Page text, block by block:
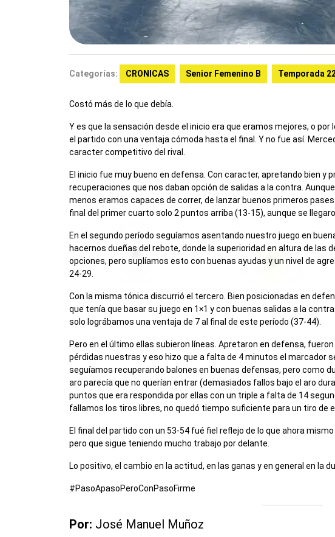
Categorías: CRONICAS Senior Femenino B Temporada
Costó más de lo que debía.
Y es que la sensación desde el inicio era que eramos mejores, o
el partido con una ventaja cómoda hasta el final. Y no fue así.
caracter competitivo del rival.
El inicio fue muy bueno en defensa. Con caracter, apretando bien y
recuperaciones que nos daban opción de salidas a la contra.
menos eramos capaces de correr, de lanzar buenos primeros
final del primer cuarto solo 2 puntos arriba (13-15), aunque se
En el segundo período seguíamos asentando nuestro juego en
hacernos dueñas del rebote, donde la superioridad en altura de las
opciones, pero suplíamos esto con buenas ayudas y un nivel de
24-29.
Con la misma tónica discurrió el tercero. Bien posicionadas en
que tenía que basar su juego en 1×1 y con buenas salidas a la
solo lográbamos una ventaja de 7 al final de este período (37-44).
Pero en el último ellas subieron líneas. Apretaron en defensa,
pérdidas nuestras y eso hizo que a falta de 4 minutos el marcador
seguíamos recuperando balones en buenas defensas, pero como
aro parecía que no querían entrar (demasiados fallos bajo el aro
puntos que era respondida por ellas con un triple a falta de 14
fallamos los tiros libres, no quedó tiempo suficiente para un tiro de
El final del partido con un 53-54 fué fiel reflejo de lo que ahora
pero que sigue teniendo mucho trabajo por delante.
Lo positivo, el cambio en la actitud, en las ganas y en general en la
#PasoApasoPeroConPasoFirme
Por: José Manuel Muñoz